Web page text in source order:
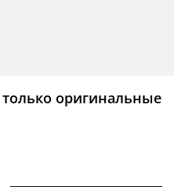
оригинальные